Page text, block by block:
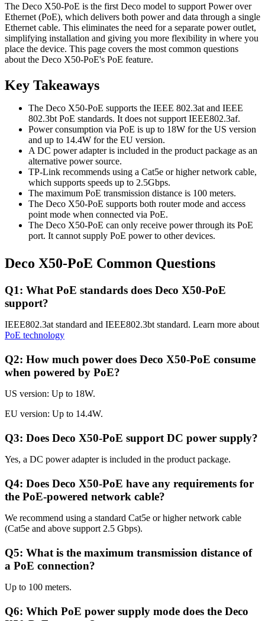
The Deco X50-PoE is the first Deco model to support Power over
Ethernet (PoE), which delivers both power and data through a single
Ethernet cable. This eliminates the need for a separate power outlet,
simplifying installation and giving you more flexibility in where you
place the device. This page covers the most common questions
about the Deco X50-PoE's PoE feature.
Key Takeaways
The Deco X50-PoE supports the IEEE 802.3at and IEEE
802.3bt PoE standards. It does not support IEEE802.3af.
Power consumption via PoE is up to 18W for the US version
and up to 14.4W for the EU version.
A DC power adapter is included in the product package as an
alternative power source.
TP-Link recommends using a Cat5e or higher network cable,
which supports speeds up to 2.5Gbps.
The maximum PoE transmission distance is 100 meters.
The Deco X50-PoE supports both router mode and access
point mode when connected via PoE.
The Deco X50-PoE can only receive power through its PoE
port. It cannot supply PoE power to other devices.
Deco X50-PoE Common Questions
Q1: What PoE standards does Deco X50-PoE
support?
IEEE802.3at standard and IEEE802.3bt standard. Learn more about
PoE technology
Q2: How much power does Deco X50-PoE consume
when powered by PoE?
US version: Up to 18W.
EU version: Up to 14.4W.
Q3: Does Deco X50-PoE support DC power supply?
Yes, a DC power adapter is included in the product package.
Q4: Does Deco X50-PoE have any requirements for
the PoE-powered network cable?
We recommend using a standard Cat5e or higher network cable
(Cat5e and above support 2.5 Gbps).
Q5: What is the maximum transmission distance of
a PoE connection?
Up to 100 meters.
Q6: Which PoE power supply mode does the Deco